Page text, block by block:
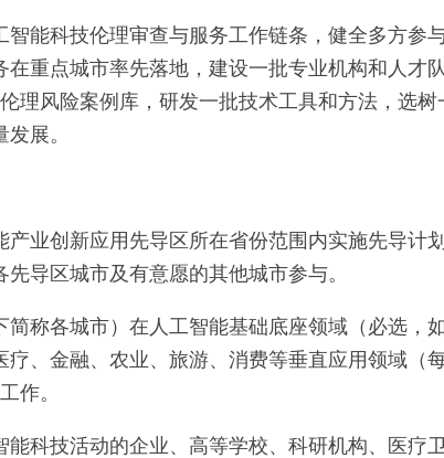
能科技伦理审查与服务工作链条，健全多方参
重点城市率先落地，建设一批专业机构和人才队
理风险案例库，研发一批技术工具和方法，选树
展。
产业创新应用先导区所在省份范围内实施先导计
导区城市及有意愿的其他城市参与。
简称各城市）在人工智能基础底座领域（必选，
、金融、农业、旅游、消费等垂直应用领域（
作。
能科技活动的企业、高等学校、科研机构、医疗